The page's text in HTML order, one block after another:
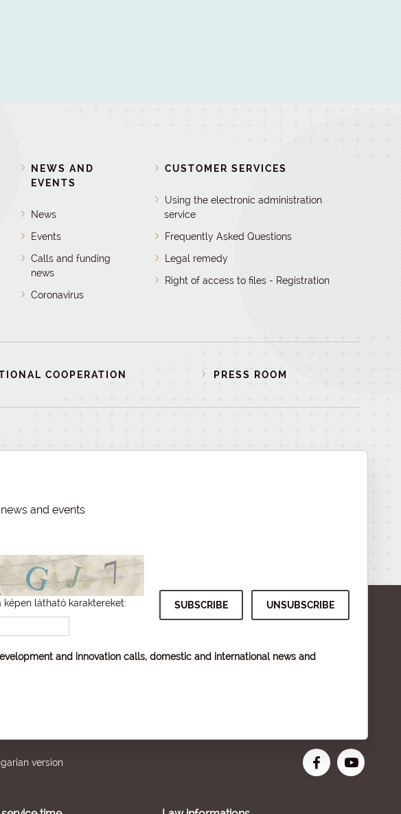
NEWS AND
EVENTS
News
Events
Calls and funding
news
Coronavirus
CUSTOMER SERVICES
Using the electronic administration
service
Frequently Asked Questions
Legal remedy
Right of access to files - Registration
COOPERATION PRESS ROOM
and events
képen látható karaktereket:
and innovation calls, domestic and international news and
version